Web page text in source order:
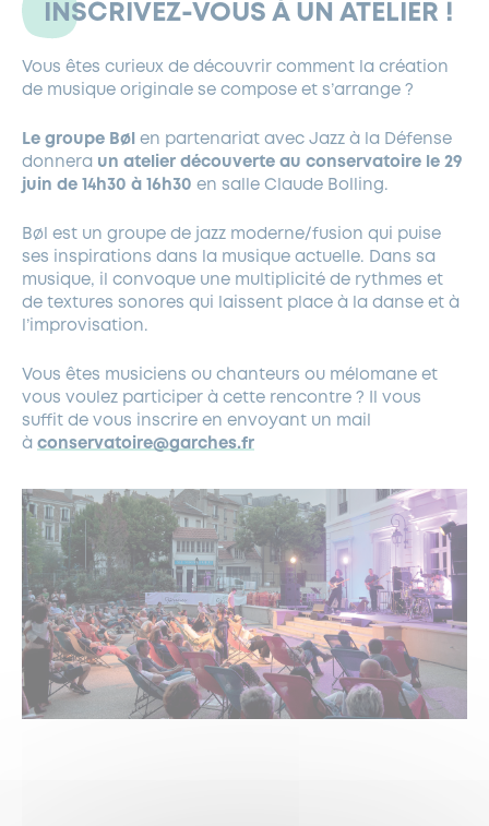
INSCRIVEZ-VOUS À UN ATELIER !
Vous êtes curieux de découvrir comment la création
de musique originale se compose et s’arrange ?
Le groupe Bøl en partenariat avec Jazz à la Défense
donnera un atelier découverte au conservatoire le 29
juin de 14h30 à 16h30 en salle Claude Bolling.
Bøl est un groupe de jazz moderne/fusion qui puise
ses inspirations dans la musique actuelle. Dans sa
musique, il convoque une multiplicité de rythmes et
de textures sonores qui laissent place à la danse et à
l’improvisation.
Vous êtes musiciens ou chanteurs ou mélomane et
vous voulez participer à cette rencontre ? Il vous
suffit de vous inscrire en envoyant un mail
à conservatoire@garches.fr